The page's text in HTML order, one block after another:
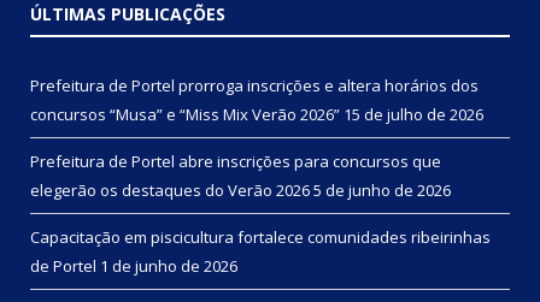
ÚLTIMAS PUBLICAÇÕES
Prefeitura de Portel prorroga inscrições e altera horários dos
concursos “Musa” e “Miss Mix Verão 2026” 15 de julho de 2026
Prefeitura de Portel abre inscrições para concursos que
elegerão os destaques do Verão 20265 de junho de 2026
Capacitação em piscicultura fortalece comunidades ribeirinhas
de Portel 1 de junho de 2026